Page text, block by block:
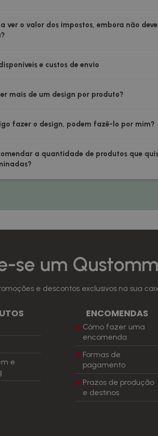
ver o valor dos impostos, embora não
e custos de envio
mais de um design por produto?
fazer o design, podem fazê-lo por mim?
a quantidade de produtos que
se um
e descontos exclusivos na sua
e
ENCOMENDAS
Cómo fazer uma
encomenda
Formas de
pagamento
Prazos de produção
e destinos